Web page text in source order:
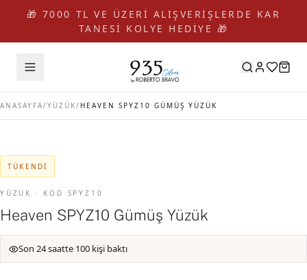
🎁 7000 TL VE ÜZERİ ALIŞVERİŞLERDE KAR
TANESİ KOLYE HEDİYE 🎁
ANASAYFA/YÜZÜK/ HEAVEN SPYZ10 GÜMÜŞ YÜZÜK
TÜKENDI
YÜZÜK · KOD SPYZ10
Heaven SPYZ10 Gümüş Yüzük
Son 24 saatte 100 kişi baktı